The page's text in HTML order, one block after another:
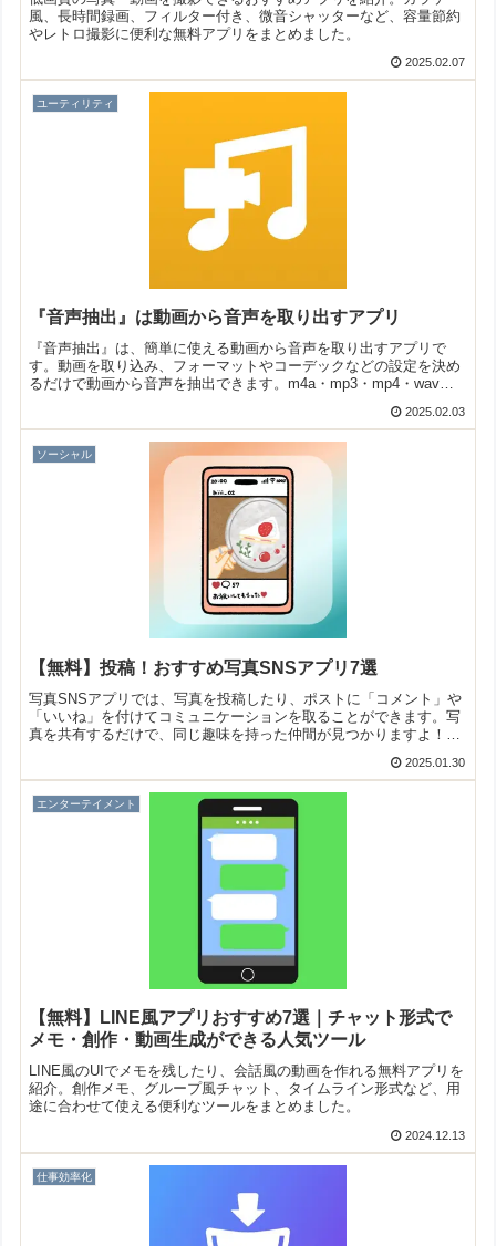
風、長時間録画、フィルター付き、微音シャッターなど、容量節約
やレトロ撮影に便利な無料アプリをまとめました。
2025.02.07
ユーティリティ
『音声抽出』は動画から音声を取り出すアプリ
『音声抽出』は、簡単に使える動画から音声を取り出すアプリで
す。動画を取り込み、フォーマットやコーデックなどの設定を決め
るだけで動画から音声を抽出できます。m4a・mp3・mp4・wavな
2025.02.03
ソーシャル
【無料】投稿！おすすめ写真SNSアプリ7選
写真SNSアプリでは、写真を投稿したり、ポストに「コメント」や
「いいね」を付けてコミュニケーションを取ることができます。写
真を共有するだけで、同じ趣味を持った仲間が見つかりますよ！そ
2025.01.30
エンターテイメント
【無料】LINE風アプリおすすめ7選｜チャット形式で
メモ・創作・動画生成ができる人気ツール
LINE風のUIでメモを残したり、会話風の動画を作れる無料アプリを
紹介。創作メモ、グループ風チャット、タイムライン形式など、用
途に合わせて使える便利なツールをまとめました。
2024.12.13
仕事効率化